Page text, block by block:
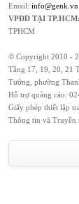
Email: info@genk.vn
VPĐD TẠI TP.HCM:
TPHCM
© Copyright 2010 -
Tầng 17, 19, 20, 21
Tưởng, phường
Hỗ trợ quảng cáo:
Giấy phép thiết lập
Thông tin và Truyền